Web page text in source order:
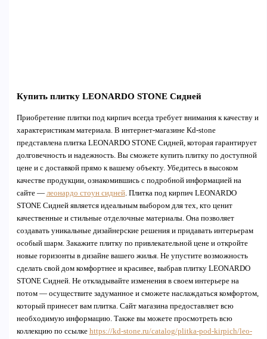
Купить плитку LEONARDO STONE Сидней
Приобретение плитки под кирпич всегда требует внимания к качеству и
характеристикам материала. В интернет-магазине Kd-stone
представлена плитка LEONARDO STONE Сидней, которая гарантирует
долговечность и надежность. Вы сможете купить плитку по доступной
цене и с доставкой прямо к вашему объекту. Убедитесь в высоком
качестве продукции, ознакомившись с подробной информацией на
сайте — лeонардо стоун сидней. Плитка под кирпич LEONARDO
STONE Сидней является идеальным выбором для тех, кто ценит
качественные и стильные отделочные материалы. Она позволяет
создавать уникальные дизайнерские решения и придавать интерьерам
особый шарм. Закажите плитку по привлекательной цене и откройте
новые горизонты в дизайне вашего жилья. Не упустите возможность
сделать свой дом комфортнее и красивее, выбрав плитку LEONARDO
STONE Сидней. Не откладывайте изменения в своем интерьере на
потом — осуществите задуманное и сможете наслаждаться комфортом,
который принесет вам плитка. Сайт магазина предоставляет всю
необходимую информацию. Также вы можете просмотреть всю
коллекцию по ссылке https://kd-stone.ru/catalog/plitka-pod-kirpich/leo-